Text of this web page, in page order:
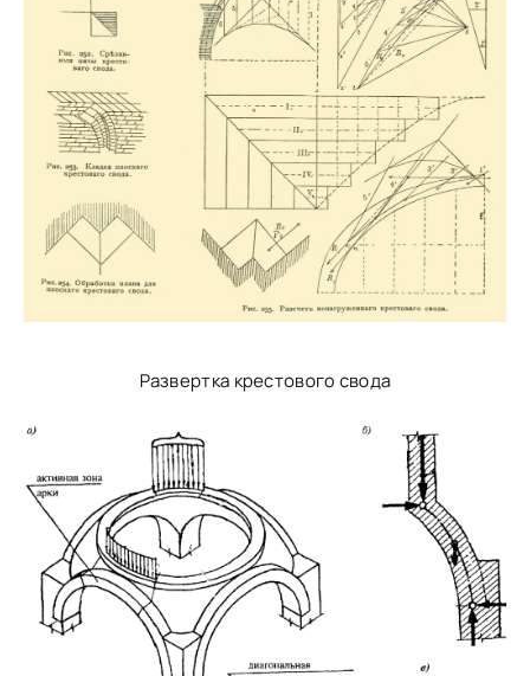
Развертка крестового свода